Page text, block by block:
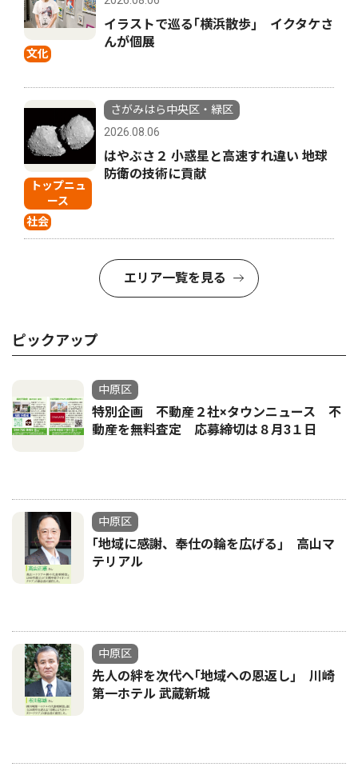
文化
イラストで巡る｢横浜散歩｣ イクタケさ
んが個展
トップニュ
ース
社会
さがみはら中央区・緑区
2026.08.06
はやぶさ２ 小惑星と高速すれ違い 地球
防衛の技術に貢献
エリア一覧を見る
ピックアップ
中原区
特別企画 不動産２社×タウンニュース 不
動産を無料査定 応募締切は８月3１日
中原区
｢地域に感謝、奉仕の輪を広げる｣ 高山マ
テリアル
中原区
先人の絆を次代へ｢地域への恩返し｣ 川崎
第一ホテル 武蔵新城